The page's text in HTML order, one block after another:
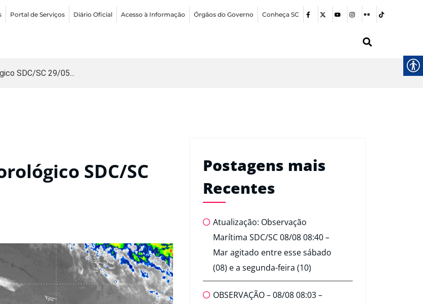
Portal de Serviços Diário Oficial Acesso à Informação Órgãos do Governo Conheça SC
SDC/SC 29/05...
SDC/SC
Postagens mais
Recentes
Atualização: Observação
Marítima SDC/SC 08/08 08:40 –
Mar agitado entre esse sábado
(08) e a segunda-feira (10)
OBSERVAÇÃO – 08/08 08:03 –